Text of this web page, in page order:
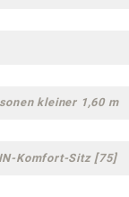
kleiner 1,60 m
Komfort-Sitz [75]